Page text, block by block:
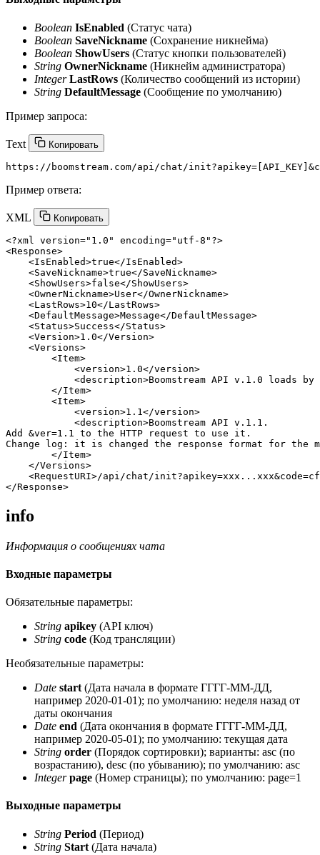
Boolean IsEnabled (Статус чата)
Boolean SaveNickname (Сохранение никнейма)
Boolean ShowUsers (Статус кнопки пользователей)
String OwnerNickname (Никнейм администратора)
Integer LastRows (Количество сообщений из истории)
String DefaultMessage (Сообщение по умолчанию)
Пример запроса:
Text Копировать
Пример ответа:
XML Копировать
<?xml version="1.0" encoding="utf-8" ?>
<Response>
<IsEnabled>true</IsEnabled>
<SaveNickname>true</SaveNickname>
<ShowUsers>false</ShowUsers>
<OwnerNickname>User</OwnerNickname>
<LastRows>10</LastRows>
<DefaultMessage>Message</DefaultMessage>
<Status>Success</Status>
<Version>1.0</Version>
<Versions>
<Item>
<version>1.0</version>
<description>Boomstream API v.1.0 loads
</Item>
<Item>
<version>1.1 </version>
<description>Boomstream API v.1.1.
Add &ver=1.1 to the HTTP request to use it.
Change log: it is changed the response format for the
</Item>
</Versions>
<RequestURI>/api/chat/init?apikey=xxx...xxx&
</Response>
info
Информация о сообщениях чата
Входные параметры
Обязательные параметры:
String apikey (API ключ)
String code (Код трансляции)
Необязательные параметры:
Date start (Дата начала в формате ГГГГ-ММ-ДД,
например 2020-01-01); по умолчанию: неделя назад от
даты окончания
Date end (Дата окончания в формате ГГГГ-ММ-ДД,
например 2020-05-01); по умолчанию: текущая дата
String order (Порядок сортировки); варианты: asc (по
возрастанию), desc (по убыванию); по умолчанию: asc
Integer page (Номер страницы); по умолчанию: page=1
Выходные параметры
String Period (Период)
String Start (Дата начала)